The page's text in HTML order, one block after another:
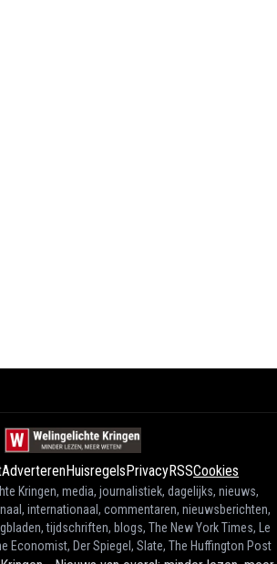
AdverterenHuisregelsPrivacyRSSCookies
Kringen, media, journalistiek, dagelijks, nieuws,
internationaal, commentaren, nieuwsberichten,
tijdschriften, blogs, The New York Times, Le
Economist, Der Spiegel, Slate, The Huffington Post